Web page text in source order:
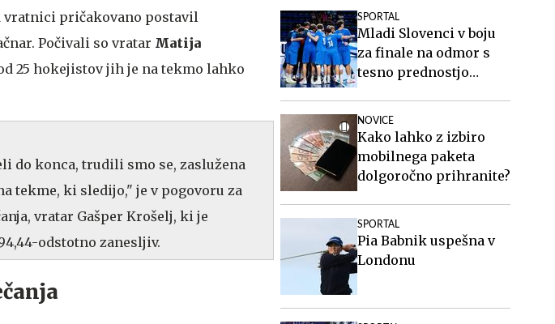
vratnici pričakovano postavil
Počivali so vratar Matija
25 hokejistov jih je na tekmo lahko
do konca, trudili smo se, zaslužena
tekme, ki sledijo," je v pogovoru za
vratar Gašper Krošelj, ki je
odstotno zanesljiv.
SPORTAL
Mladi Slovenci v boju
za finale na odmor s
tesno prednostjo
NOVICE
Kako lahko z izbiro
mobilnega paketa
dolgoročno prihranite?
SPORTAL
Pia Babnik uspešna v
Londonu